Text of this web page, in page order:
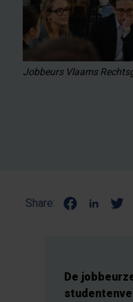
Jobbeurs Vlaams
Share:
De